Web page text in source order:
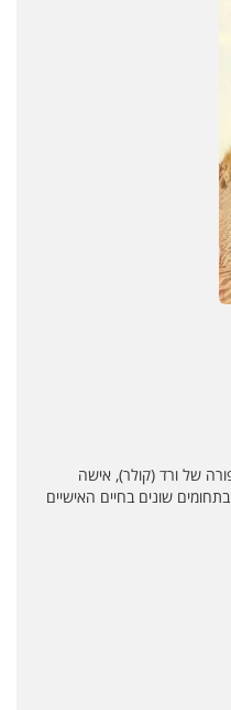
סיפורה של ורד (קולר), אישה